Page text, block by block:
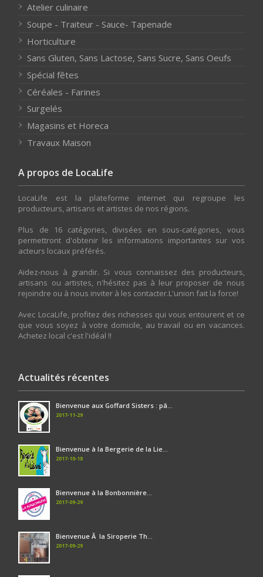
Atelier culinaire
Soupe - Traiteur - Sauce- Tapenade
Horticulture
Sans Gluten, Sans Lactose, Sans Sucre, Sans Oeufs
Spécial fêtes
Céréales - Farines
Surgelés
Magasins et Horeca
Travaux Maison
A propos de LocaLife
LocaLife est la plateforme internet qui regroupe les
producteurs, artisans et artistes de nos régions.
Plus de 16 catégories, divisées en sous-catégories, vous
permettront d'obtenir les informations importantes sur vos
acteurs locaux préférés.
Aidez-nous à grandir. Si vous connaissez des producteurs,
artisans ou artistes, n'hésitez pas à leur proposer de nous
rejoindre ou à nous inviter à les contacter.L'union fait la force!
Avec LocaLife, profitez des richesses qui vous entourent et ce
que vous soyez à votre domicile, au travail ou en vacances.
Achetez local c'est l'idéal !!
Actualités récentes
Bienvenue aux Goffard Sisters : pâ...
2017-11-29
Bienvenue à la Bergerie de la Lie...
2017-10-18
Bienvenue à la Bonbonnière...
2017-09-29
Bienvenue Ã la Siroperie Th...
2017-09-29